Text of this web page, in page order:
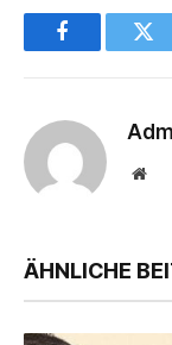
Facebook
ÄHNLICHE